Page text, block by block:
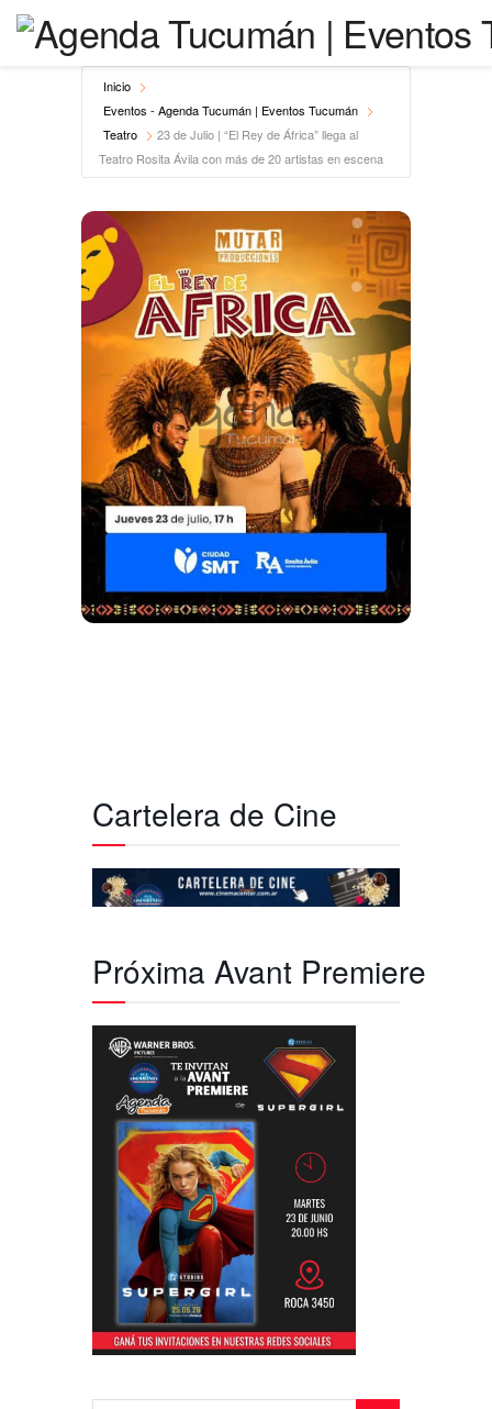
Inicio
Eventos - Agenda Tucumán | Eventos Tucumán
Teatro
23 de Julio | “El Rey de África” llega al
Teatro Rosita Ávila con más de 20 artistas en escena
Cartelera de Cine
Próxima Avant Premiere